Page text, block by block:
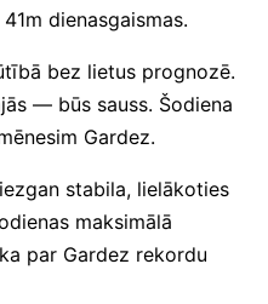
dienasgaismas.
bez lietus prognozē.
— būs sauss. Šodiena
Gardez.
stabila, lielākoties
maksimālā
par Gardez rekordu